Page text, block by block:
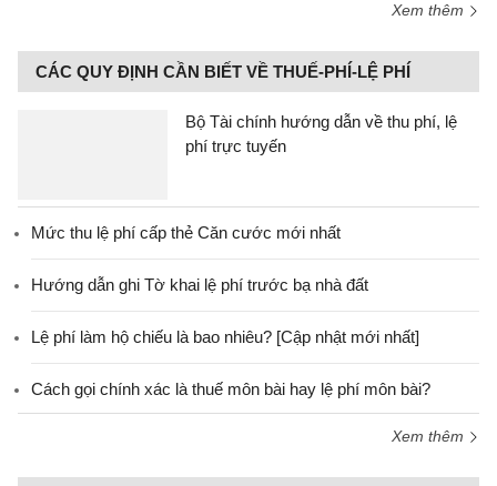
Xem thêm
CÁC QUY ĐỊNH CẦN BIẾT VỀ THUẾ-PHÍ-LỆ PHÍ
Bộ Tài chính hướng dẫn về thu phí, lệ
phí trực tuyến
Mức thu lệ phí cấp thẻ Căn cước mới nhất
Hướng dẫn ghi Tờ khai lệ phí trước bạ nhà đất
Lệ phí làm hộ chiếu là bao nhiêu? [Cập nhật mới nhất]
Cách gọi chính xác là thuế môn bài hay lệ phí môn bài?
Xem thêm